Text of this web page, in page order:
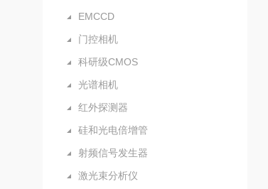
EMCCD
门控相机
科研级CMOS
光谱相机
红外探测器
硅和光电倍增管
射频信号发生器
激光束分析仪